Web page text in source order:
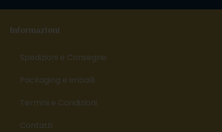
Informazioni
Spedizioni e Consegne
Packaging e imballi
Termini e Condizioni
Contatti